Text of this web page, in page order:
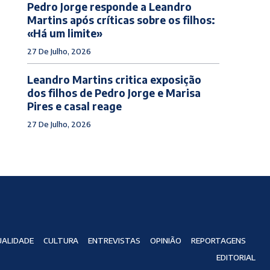
Pedro Jorge responde a Leandro
Martins após críticas sobre os filhos:
«Há um limite»
27 De Julho, 2026
Leandro Martins critica exposição
dos filhos de Pedro Jorge e Marisa
Pires e casal reage
27 De Julho, 2026
CULTURA ENTREVISTAS OPINIÃO
REPORTAGENS
EDITORIAL